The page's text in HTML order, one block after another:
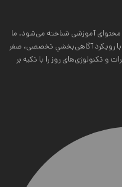
آموزشی شناخته می‌شود. ما
و با رویکرد آگاهی‌بخشیِ تخصصی، صفر
و تکنولوژی‌های روز را با تکیه بر